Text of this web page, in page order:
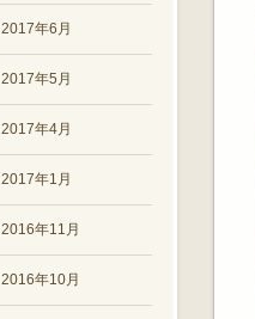
2017年6月
2017年5月
2017年4月
2017年1月
2016年11月
2016年10月